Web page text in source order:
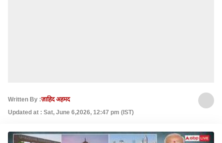
Written By :ज़ाहिद अहमद
Updated at : Sat, June 6,2026, 12:47 pm (IST)